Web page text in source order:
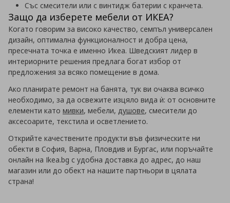
Със смесители или с винтидж батерии с кранчета.
Защо да изберете мебели от ИКЕА?
Когато говорим за високо качество, семпъл универсален
дизайн, оптимална функционалност и добра цена,
пресечната точка е именно Икеа. Шведският лидер в
интериорните решения предлага богат избор от
предложения за всяко помещение в дома.
Ако планирате ремонт на банята, тук ви очаква всичко
необходимо, за да освежите изцяло вида ѝ: от основните
елементи като мивки, мебели, душове, смесители до
аксесоарите, текстила и осветлението.
Открийте качествените продукти във физическите ни
обекти в София, Варна, Пловдив и Бургас, или поръчайте
онлайн на Ikea.bg с удобна доставка до адрес, до наш
магазин или до обект на нашите партньори в цялата
страна!